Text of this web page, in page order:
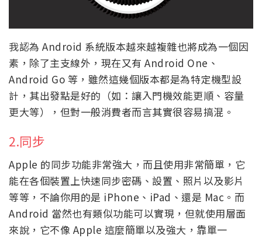
我認為 Android 系統版本越來越複雜也將成為一個因
素，除了主支線外，現在又有 Android One、
Android Go 等，雖然這幾個版本都是為特定機型設
計，其出發點是好的（如：讓入門機效能更順、容量
更大等），但對一般消費者而言其實很容易搞混。
2.同步
Apple 的同步功能非常強大，而且使用非常簡單，它
能在各個裝置上快速同步密碼、設置、照片以及影片
等等，不論你用的是 iPhone、iPad、還是 Mac。而
Android 當然也有類似功能可以實現，但就使用層面
來說，它不像 Apple 這麼簡單以及強大，靠單一